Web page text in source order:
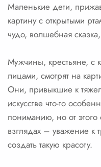
Маленькие дети,
картину с открытыми
чудо, волшебная
Мужчины, крестьяне, с
лицами, смотрят на
Они, привыкшие к
искусстве что-то
пониманию, но от
взглядах – уважение к
создать такую красоту.